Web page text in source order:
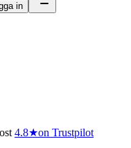
in
4.8★on Trustpilot